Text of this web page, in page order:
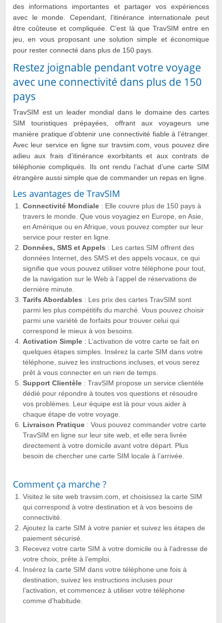
des informations importantes et partager vos expériences
avec le monde. Cependant, l’itinérance internationale peut
être coûteuse et compliquée. C’est là que TravSIM entre en
jeu, en vous proposant une solution simple et économique
pour rester connecté dans plus de 150 pays.
Restez joignable pendant votre voyage
avec une connectivité dans plus de 150
pays
TravSIM est un leader mondial dans le domaine des cartes
SIM touristiques prépayées, offrant aux voyageurs une
manière pratique d’obtenir une connectivité fiable à l’étranger.
Avec leur service en ligne sur travsim.com, vous pouvez dire
adieu aux frais d’itinérance exorbitants et aux contrats de
téléphonie compliqués. Ils ont rendu l’achat d’une carte SIM
étrangère aussi simple que de commander un repas en ligne.
Les avantages de TravSIM
Connectivité Mondiale : Elle couvre plus de 150 pays à
travers le monde. Que vous voyagiez en Europe, en Asie,
en Amérique ou en Afrique, vous pouvez compter sur leur
service pour rester en ligne.
Données, SMS et Appels : Les cartes SIM offrent des
données Internet, des SMS et des appels vocaux, ce qui
signifie que vous pouvez utiliser votre téléphone pour tout,
de la navigation sur le Web à l’appel de réservations de
dernière minute.
Tarifs Abordables : Les prix des cartes TravSIM sont
parmi les plus compétitifs du marché. Vous pouvez choisir
parmi une variété de forfaits pour trouver celui qui
correspond le mieux à vos besoins.
Activation Simple : L’activation de votre carte se fait en
quelques étapes simples. Insérez la carte SIM dans votre
téléphone, suivez les instructions incluses, et vous serez
prêt à vous connecter en un rien de temps.
Support Clientèle : TravSIM propose un service clientèle
dédié pour répondre à toutes vos questions et résoudre
vos problèmes. Leur équipe est là pour vous aider à
chaque étape de votre voyage.
Livraison Pratique : Vous pouvez commander votre carte
TravSIM en ligne sur leur site web, et elle sera livrée
directement à votre domicile avant votre départ. Plus
besoin de chercher une carte SIM locale à l’arrivée.
Comment ça marche ?
Visitez le site web travsim.com, et choisissez la carte SIM
qui correspond à votre destination et à vos besoins de
connectivité.
Ajoutez la carte SIM à votre panier et suivez les étapes de
paiement sécurisé.
Recevez votre carte SIM à votre domicile ou à l’adresse de
votre choix, prête à l’emploi.
Insérez la carte SIM dans votre téléphone une fois à
destination, suivez les instructions incluses pour
l’activation, et commencez à utiliser votre téléphone
comme d’habitude.